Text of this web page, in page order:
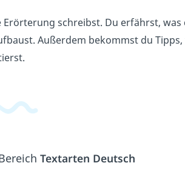
schreibst. Du erfährst, was
Außerdem bekommst du Tipps,
Textarten Deutsch